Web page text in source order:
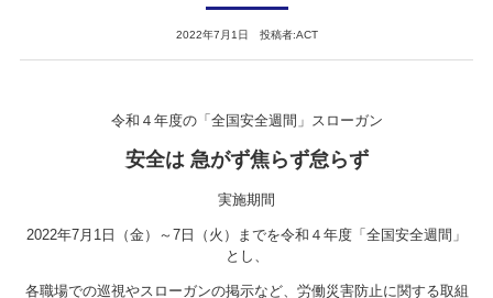
2022年7月1日 投稿者:ACT
令和４年度の「全国安全週間」スローガン
安全は 急がず焦らず怠らず
実施期間
2022年7月1日（金）～7日（火）までを令和４年度「全国安全週間」
とし、
各職場での巡視やスローガンの掲示など、労働災害防止に関する取組